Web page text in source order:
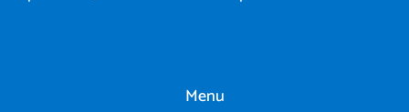
Menu